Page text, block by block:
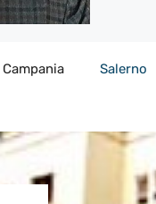
Campania Salerno